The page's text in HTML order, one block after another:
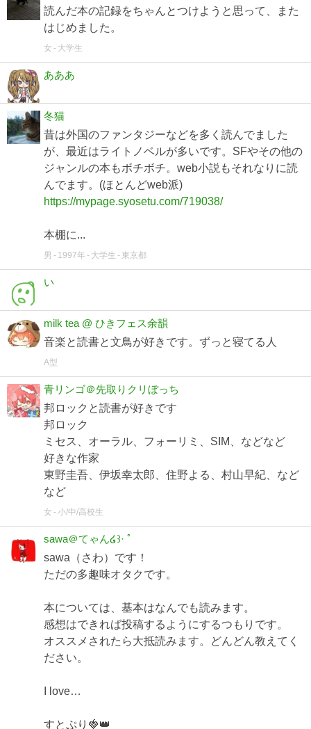
読んだ本の記録をちゃんとつけようと思って、また
はじめました。
女 大学生
あああ
冬猫
昔は外国のファンタジーなどを多く読んでました
が、最近はライトノベルが多いです。SFやその他の
ジャンルの本もボチボチ。web小説もそれなりに読
んでます。(ほとんどweb派)
https://mypage.syosetu.com/719038/
本棚に...
男 1997年 大学生 東京都
い
milk tea @ ひきフェス余韻
音楽と読書と文鳥が好きです。ずっと寝てる人
A型
青リンゴ＠先取りクリぼっち
邦ロックと読書が好きです
邦ロック
ミセス、オーラル、フォーリミ、SIM、などなど
好きな作家
東野圭吾、伊坂幸太郎、住野よる、村山早紀、など
など
女 小/中/高校生
sawa＠てゃん໒꒱· ﾟ
sawa（さわ）です！
ただの多趣味オタクです。
本については、基本はなんでも読みます。
感想はできれば投稿するようにするつもりです。
オススメされたら大抵読みます。どんどん教えてく
ださい。
I love…
すとぷり🍓👑